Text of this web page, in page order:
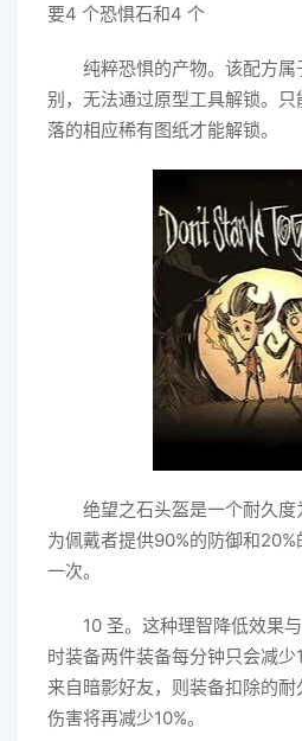
要4 个恐惧石和4 个
纯粹恐惧的产物。该配方
别，无法通过原型工具解锁。
落的相应稀有图纸才能解锁。
绝望之石头盔是一个耐久
为佩戴者提供90%的防御和
一次。
10 圣。这种理智降低效果
时装备两件装备每分钟只会减
来自暗影好友，则装备扣除的
伤害将再减少10%。